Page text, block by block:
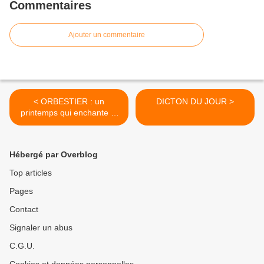
Commentaires
Ajouter un commentaire
< ORBESTIER : un
printemps qui enchante et
un événement
DICTON DU JOUR >
Hébergé par Overblog
Top articles
Pages
Contact
Signaler un abus
C.G.U.